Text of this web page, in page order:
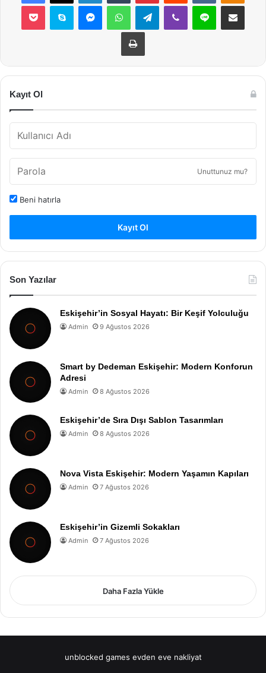
Pocket Skype MessengerWhatsAppTelegramViber Line E-Posta ile
Yazdır
Kayıt Ol
Unuttunuz mu?
Beni hatırla
Kayıt Ol
Son Yazılar
Eskişehir’in Sosyal Hayatı: Bir Keşif Yolculuğu
Admin 9 Ağustos 2026
Smart by Dedeman Eskişehir: Modern Konforun
Adresi
Admin 8 Ağustos 2026
Eskişehir’de Sıra Dışı Sablon Tasarımları
Admin 8 Ağustos 2026
Nova Vista Eskişehir: Modern Yaşamın Kapıları
Admin 7 Ağustos 2026
Eskişehir’in Gizemli Sokakları
Admin 7 Ağustos 2026
Daha Fazla Yükle
unblocked games evden eve nakliyat